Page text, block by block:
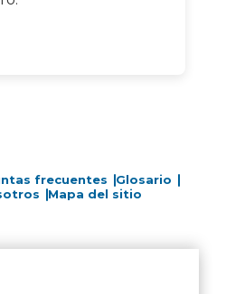
frecuentes
Glosario
Mapa del sitio